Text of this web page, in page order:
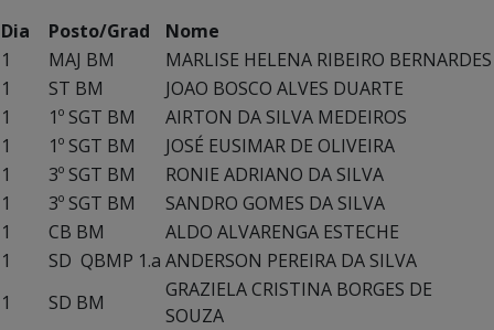
Dia
Posto/Grad
Nome
1
MAJ BM
MARLISE HELENA RIBEIRO BERNARDES
1
ST BM
JOAO BOSCO ALVES DUARTE
1
1º SGT BM
AIRTON DA SILVA MEDEIROS
1
1º SGT BM
JOSÉ EUSIMAR DE OLIVEIRA
1
3º SGT BM
RONIE ADRIANO DA SILVA
1
3º SGT BM
SANDRO GOMES DA SILVA
1
CB BM
ALDO ALVARENGA ESTECHE
1
SD QBMP 1.a ANDERSON PEREIRA DA SILVA
1
SD BM
GRAZIELA CRISTINA BORGES DE
SOUZA